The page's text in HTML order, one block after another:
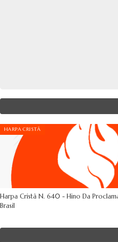
HARPA CRISTÃ
Harpa Cristã N. 640 - Hino Da
Brasil